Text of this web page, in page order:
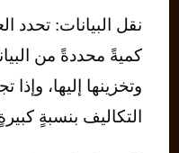
نقل البيانات: تحدد
كميةً محددةً من
وتخزينها إليها،
التكاليف بنسبةٍ